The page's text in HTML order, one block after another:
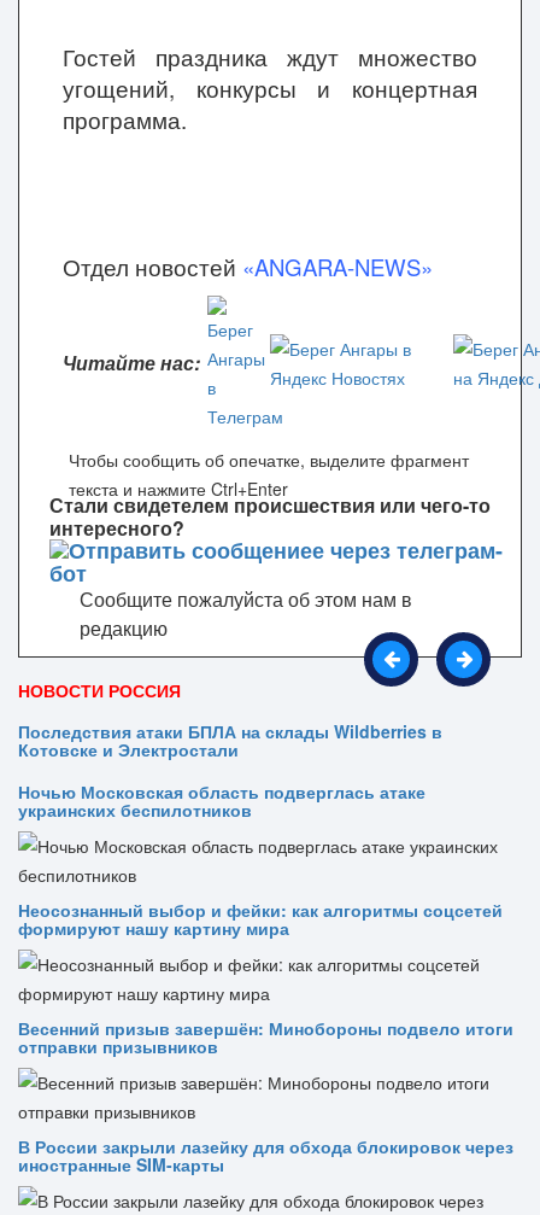
Гостей праздника ждут множество
угощений, конкурсы и концертная
программа.
Отдел новостей «ANGARA-NEWS»
Читайте нас:
Стали свидетелем происшествия или чего-то
интересного?
Сообщите пожалуйста об этом нам в
редакцию
Чтобы сообщить об опечатке, выделите фрагмент
текста и нажмите Ctrl+Enter
НОВОСТИ РОССИЯ
Последствия атаки БПЛА на склады Wildberries в
Котовске и Электростали
Ночью Московская область подверглась атаке
украинских беспилотников
Неосознанный выбор и фейки: как алгоритмы соцсетей
формируют нашу картину мира
Весенний призыв завершён: Минобороны подвело итоги
отправки призывников
В России закрыли лазейку для обхода блокировок через
иностранные SIM-карты